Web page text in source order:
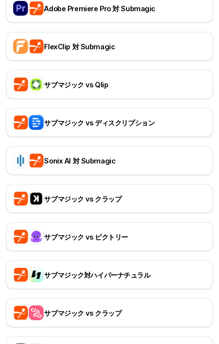
Adobe Premiere Pro 対 Submagic
FlexClip 対 Submagic
サブマジック vs Qlip
サブマジック vs ディスクリプション
Sonix AI 対 Submagic
サブマジック vs クラップ
サブマジック vs ピクトリー
サブマジック対ハイパーナチュラル
サブマジック vs クラップ